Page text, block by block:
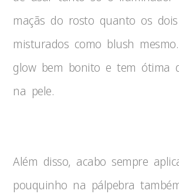
maçãs do rosto quanto os
misturados como blush
glow bem bonito e tem ótima
na pele.
Além disso, acabo sempre
pouquinho na pálpebra